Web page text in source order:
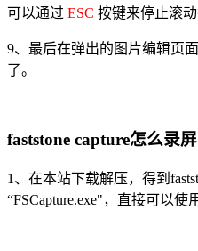
可以通过 ESC 按键来停止滚动
9、最后在弹出的图片编辑页
了。
faststone capture怎么录屏
1、在本站下载解压，得到
“FSCapture.exe"，直接可以使